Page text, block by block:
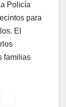
Policía
para
El
familias